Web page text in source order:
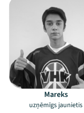
Mareks
uzņēmīgs jaunietis